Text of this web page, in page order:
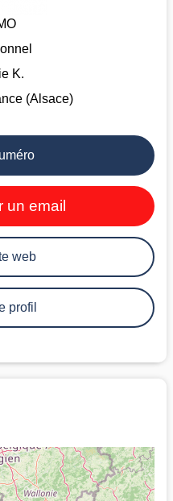
K.
(Alsace)
un email
web
profil